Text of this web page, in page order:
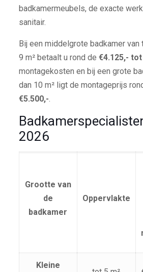
badkamermeubels, de exacte
sanitair.
Bij een middelgrote badkamer van
9 m² betaalt u rond de €4.125,- tot
montagekosten en bij een grote
dan 10 m² ligt de montageprijs
€5.500,-
2026
Grootte van
de
badkamer
Oppervlakte
Kleine